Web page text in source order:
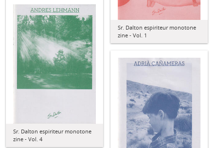
Sr. Dalton espiriteur monotone
zine - Vol. 1
Sr. Dalton espiriteur monotone
zine - Vol. 4